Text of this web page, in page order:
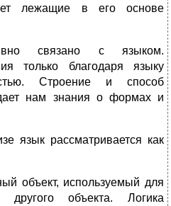
лежащие в его основе
связано с языком.
только благодаря языку
Строение и способ
нам знания о формах и
язык рассматривается как
объект, используемый для
другого объекта. Логика